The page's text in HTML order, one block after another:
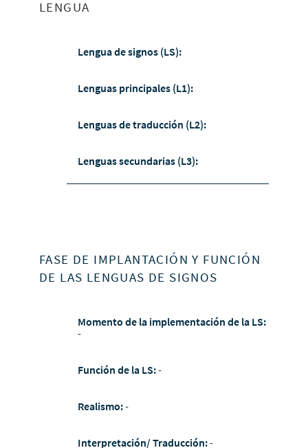
LENGUA
Lengua de signos (LS):
Lenguas principales (L1):
Lenguas de traducción (L2):
Lenguas secundarias (L3):
FASE DE IMPLANTACIÓN Y FUNCIÓN
DE LAS LENGUAS DE SIGNOS
Momento de la implementación de la LS:
-
Función de la LS:-
Realismo:-
Interpretación/ Traducción:-